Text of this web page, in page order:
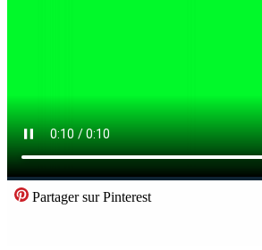
Partager sur Pinterest